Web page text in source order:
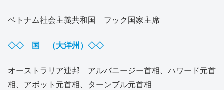
ベトナム社会主義共和国 フック国家主席
◇◇ 国 （大洋州）◇◇
オーストラリア連邦 アルバニージー首相、ハワード元首
相、アボット元首相、ターンブル元首相